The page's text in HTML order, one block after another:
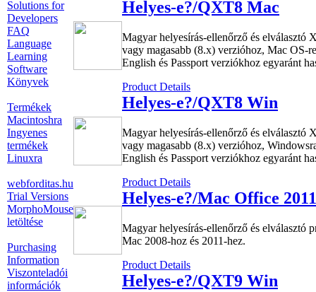
Solutions for
Developers
FAQ
Language
Learning
Software
Könyvek
Termékek
Macintoshra
Ingyenes
termékek
Linuxra
webforditas.hu
Trial Versions
MorphoMouse
letöltése
Purchasing
Information
Viszonteladói
információk
Helyes-e?/QXT8 Mac
Magyar helyesírás-ellenőrző és elválasztó
vagy magasabb (8.x) verzióhoz, Mac OS-
English és Passport verziókhoz egyaránt
Product Details
Helyes-e?/QXT8 Win
Magyar helyesírás-ellenőrző és elválasztó
vagy magasabb (8.x) verzióhoz,
English és Passport verziókhoz egyaránt
Product Details
Helyes-e?/Mac Office 2011
Magyar helyesírás-ellenőrző és elválasztó
Mac 2008-hoz és 2011-hez.
Product Details
Helyes-e?/QXT9 Win